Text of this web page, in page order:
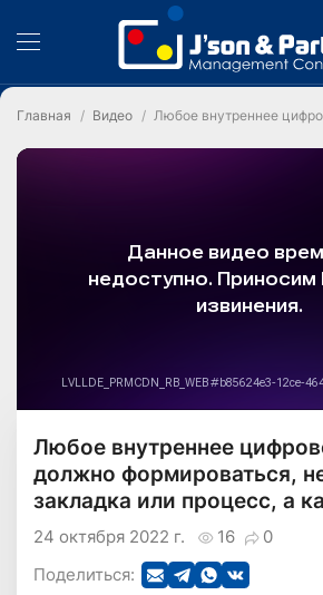
Главная Видео Любое внутреннее
Любое внутреннее
должно формироваться,
закладка или процесс, а
16 0
24 октября 2022 г.
Поделиться: